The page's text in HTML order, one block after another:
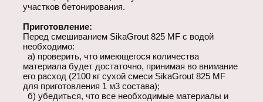
участков бетонирования.
Приготовление:
Перед смешиванием SikaGrout 825 MF с водой
необходимо:
а) проверить, что имеющегося количества
материала будет достаточно, принимая во внимание
его расход (2100 кг сухой смеси SikaGrout 825 MF
для приготовления 1 м3 состава);
б) убедиться, что все необходимые материалы и